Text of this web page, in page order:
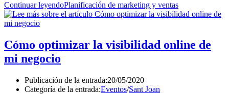
Continuar leyendoPlanificación de marketing y ventas
Cómo optimizar la visibilidad online de
mi negocio
Publicación de la entrada:20/05/2020
Categoría de la entrada:Eventos/Sant Joan